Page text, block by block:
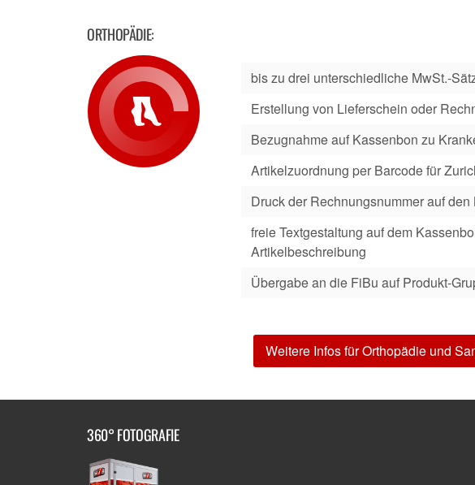
ORTHOPÄDIE:
bis zu drei unterschiedliche MwSt.-
Erstellung von Lieferschein oder
Bezugnahme auf Kassenbon zu
Artikelzuordnung per Barcode für
Druck der Rechnungsnummer auf den
freie Textgestaltung auf dem
Artikelbeschreibung
Übergabe an die FiBu auf Produkt-
Weitere Infos für Orthopädie und
360° FOTOGRAFIE